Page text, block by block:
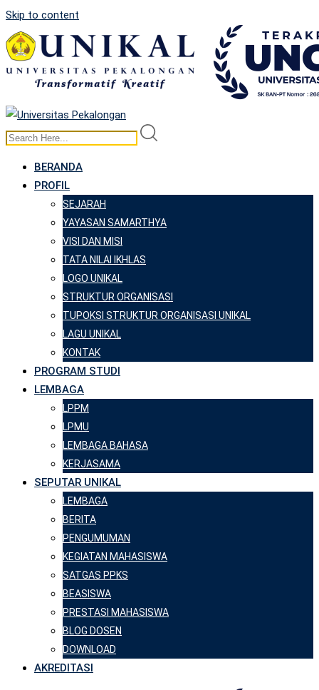
Skip to content
BERANDA
PROFIL
SEJARAH
YAYASAN SAMARTHYA
VISI DAN MISI
TATA NILAI IKHLAS
LOGO UNIKAL
STRUKTUR ORGANISASI
TUPOKSI STRUKTUR ORGANISASI UNIKAL
LAGU UNIKAL
KONTAK
PROGRAM STUDI
LEMBAGA
LPPM
LPMU
LEMBAGA BAHASA
KERJASAMA
SEPUTAR UNIKAL
LEMBAGA
BERITA
PENGUMUMAN
KEGIATAN MAHASISWA
SATGAS PPKS
BEASISWA
PRESTASI MAHASISWA
BLOG DOSEN
DOWNLOAD
AKREDITASI